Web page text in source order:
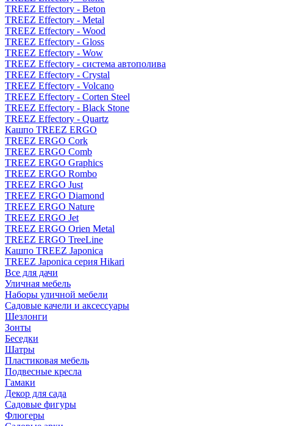
TREEZ Effectory - Beton
TREEZ Effectory - Metal
TREEZ Effectory - Wood
TREEZ Effectory - Gloss
TREEZ Effectory - Wow
TREEZ Effectory - система автополива
TREEZ Effectory - Crystal
TREEZ Effectory - Volcano
TREEZ Effectory - Corten Steel
TREEZ Effectory - Black Stone
TREEZ Effectory - Quartz
Кашпо TREEZ ERGO
TREEZ ERGO Cork
TREEZ ERGO Comb
TREEZ ERGO Graphics
TREEZ ERGO Rombo
TREEZ ERGO Just
TREEZ ERGO Diamond
TREEZ ERGO Nature
TREEZ ERGO Jet
TREEZ ERGO Orien Metal
TREEZ ERGO TreeLine
Кашпо TREEZ Japonica
TREEZ Japonica серия Hikari
Все для дачи
Уличная мебель
Наборы уличной мебели
Садовые качели и аксессуары
Шезлонги
Зонты
Беседки
Шатры
Пластиковая мебель
Подвесные кресла
Гамаки
Декор для сада
Садовые фигуры
Флюгеры